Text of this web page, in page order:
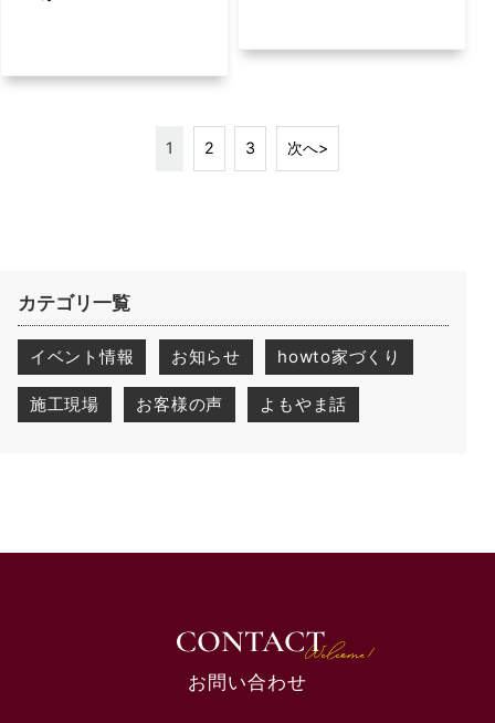
1 2 3 次へ>
カテゴリ一覧
イベント情報 お知らせ howto家づくり
施工現場 お客様の声 よもやま話
お問い合わせ